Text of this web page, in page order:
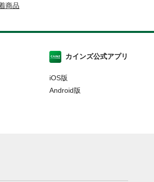
商品
カインズ公式アプリ
iOS版
Android版